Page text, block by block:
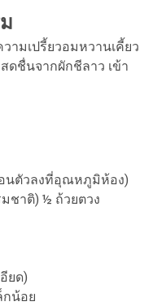
ามเปรี้ยวอมหวานเคี้ยว
ดชื่นจากผักชีลาว เข้า
นตัวลงที่อุณหภูมิห้อง)
ชาติ) ½ ถ้วยตวง
ยด)
กน้อย